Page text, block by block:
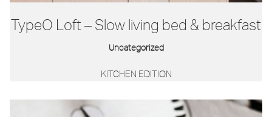
TypeO Loft – Slow living bed & breakfast
Uncategorized
KITCHEN EDITION